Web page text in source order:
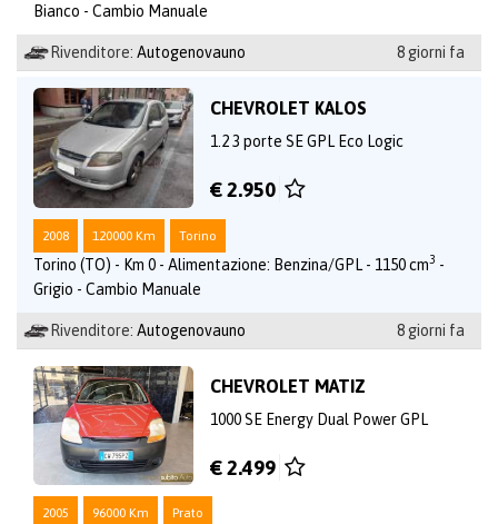
Bianco - Cambio Manuale
Rivenditore: Autogenovauno 8 giorni fa
CHEVROLET KALOS
1.2 3 porte SE GPL Eco Logic
€ 2.950
2008 120000 Km Torino
Torino (TO) - Km 0 - Alimentazione: Benzina/GPL - 1150 cm3 -
Grigio - Cambio Manuale
Rivenditore: Autogenovauno 8 giorni fa
CHEVROLET MATIZ
1000 SE Energy Dual Power GPL
€ 2.499
2005 96000 Km Prato